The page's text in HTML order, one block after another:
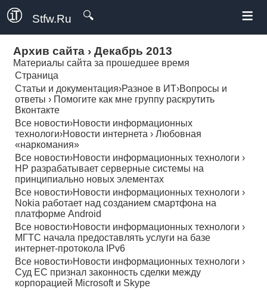
Stfw.Ru 🔍 ≡
Архив сайта ›Декабрь 2013
Материалы сайта за прошедшее время
Страница
Статьи и документация›Разное в ИТ›Вопросы и
ответы › Помогите как мне группу раскрутить
Вконтакте
Все новости›Новости информационных
технологи›Новости интернета ›Любовная
«наркомания»
Все новости›Новости информационных технологи ›
HP разрабатывает серверные системы на
принципиально новых элементах
Все новости›Новости информационных технологи ›
Nokia работает над созданием смартфона на
платформе Android
Все новости›Новости информационных технологи ›
МГТС начала предоставлять услуги на базе
интернет-протокола IPv6
Все новости›Новости информационных технологи ›
Суд ЕС признал законность сделки между
корпорацией Microsoft и Skype